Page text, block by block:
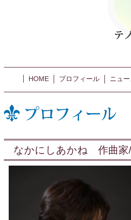
HOME プロフィール ニュー
なかにしあかね 作曲家